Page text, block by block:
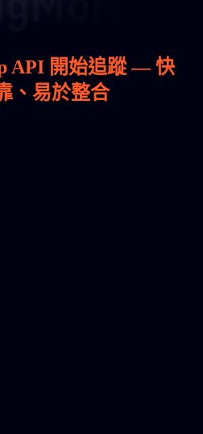
API 開始追蹤 — 快
、易於整合